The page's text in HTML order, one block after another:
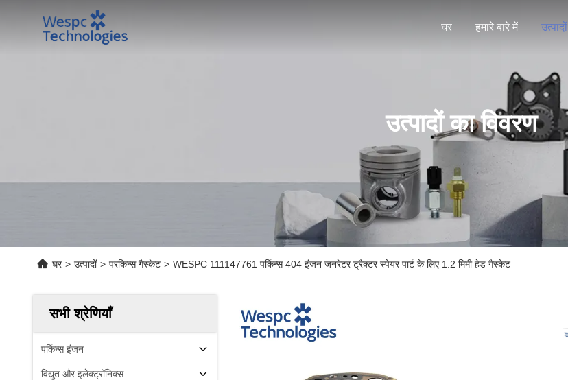
घर हमारे बारे में उत्पादों
उत्पादों का विवरण
घर > उत्पादों > परकिन्स गैस्केट > WESPC 111147761 पर्किन्स 404 इंजन जनरेटर ट्रैक्टर स्पेयर पार्ट के लिए 1.2 मिमी हेड गैस्केट
सभी श्रेणियाँ
पर्किन्स इंजन
विद्युत और इलेक्ट्रॉनिक्स